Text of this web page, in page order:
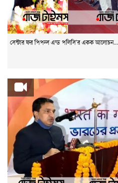
সেন্টার ফর পিপল্স এন্ড পলিসি’র একক আলোচন...